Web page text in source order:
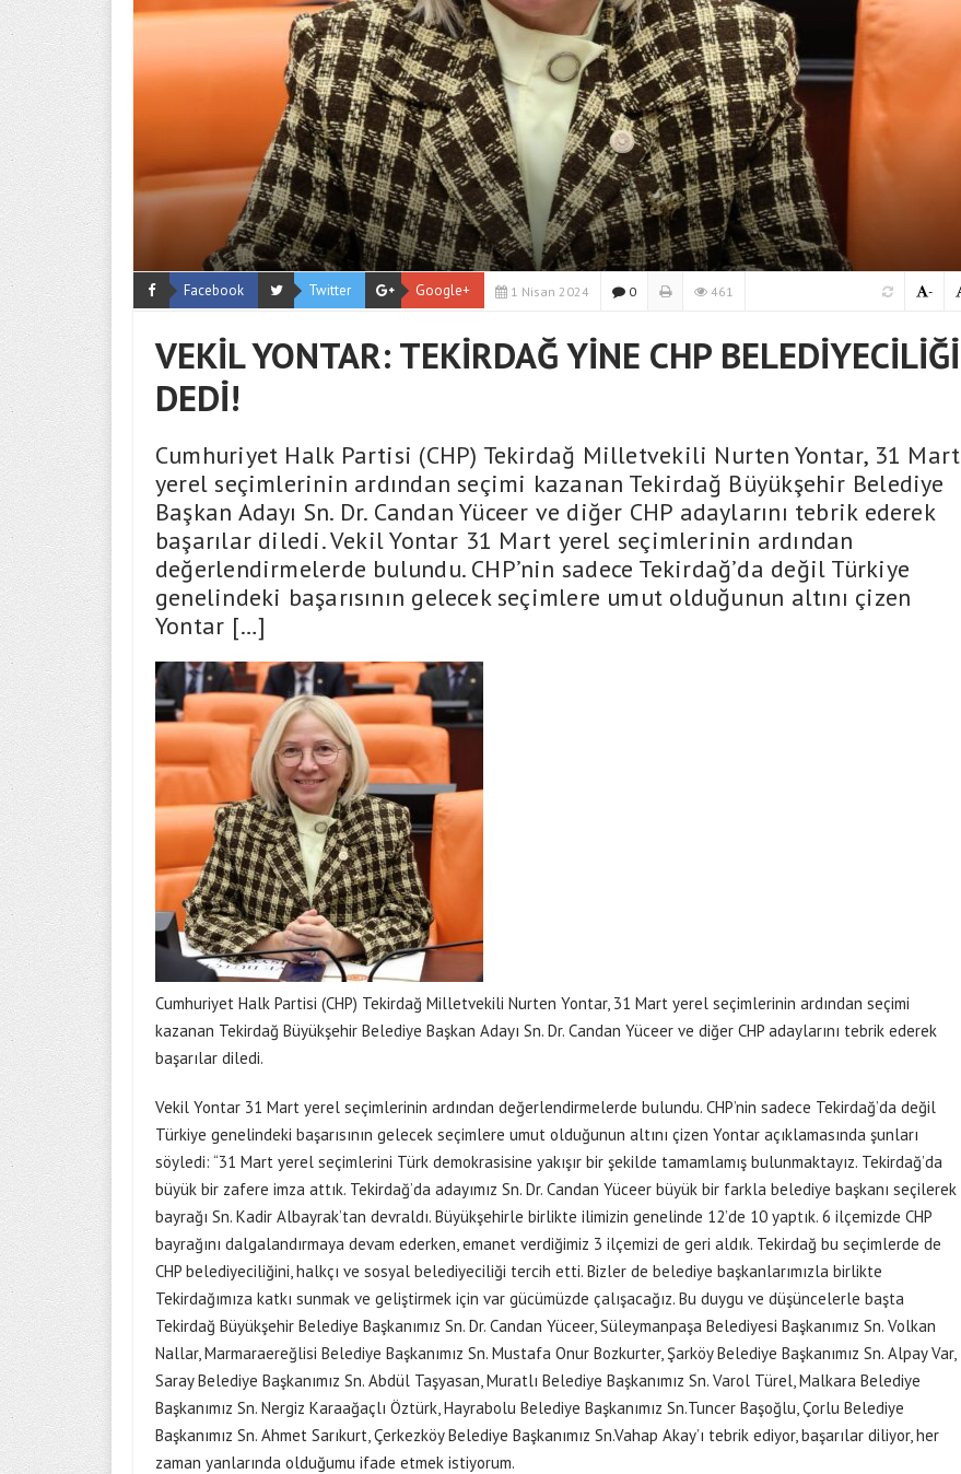
Facebook Twitter Google+ 1 Nisan 2024 0 461 -
VEKİL YONTAR: TEKİRDAĞ YİNE CHP BELEDİYECİLİĞİ
DEDİ!
Cumhuriyet Halk Partisi (CHP) Tekirdağ Milletvekili Nurten Yontar, 31 Mart
yerel seçimlerinin ardından seçimi kazanan Tekirdağ Büyükşehir Belediye
Başkan Adayı Sn. Dr. Candan Yüceer ve diğer CHP adaylarını tebrik ederek
başarılar diledi. Vekil Yontar 31 Mart yerel seçimlerinin ardından
değerlendirmelerde bulundu. CHP’nin sadece Tekirdağ’da değil Türkiye
genelindeki başarısının gelecek seçimlere umut olduğunun altını çizen
Yontar […]
Cumhuriyet Halk Partisi (CHP) Tekirdağ Milletvekili Nurten Yontar, 31 Mart yerel seçimlerinin ardından seçimi
kazanan Tekirdağ Büyükşehir Belediye Başkan Adayı Sn. Dr. Candan Yüceer ve diğer CHP adaylarını tebrik ederek
başarılar diledi.
Vekil Yontar 31 Mart yerel seçimlerinin ardından değerlendirmelerde bulundu. CHP’nin sadece Tekirdağ’da değil
Türkiye genelindeki başarısının gelecek seçimlere umut olduğunun altını çizen Yontar açıklamasında şunları
söyledi: “31 Mart yerel seçimlerini Türk demokrasisine yakışır bir şekilde tamamlamış bulunmaktayız. Tekirdağ’da
büyük bir zafere imza attık. Tekirdağ’da adayımız Sn. Dr. Candan Yüceer büyük bir farkla belediye başkanı seçilerek
bayrağı Sn. Kadir Albayrak’tan devraldı. Büyükşehirle birlikte ilimizin genelinde 12’de 10 yaptık. 6 ilçemizde CHP
bayrağını dalgalandırmaya devam ederken, emanet verdiğimiz 3 ilçemizi de geri aldık. Tekirdağ bu seçimlerde de
CHP belediyeciliğini, halkçı ve sosyal belediyeciliği tercih etti. Bizler de belediye başkanlarımızla birlikte
Tekirdağımıza katkı sunmak ve geliştirmek için var gücümüzde çalışacağız. Bu duygu ve düşüncelerle başta
Tekirdağ Büyükşehir Belediye Başkanımız Sn. Dr. Candan Yüceer, Süleymanpaşa Belediyesi Başkanımız Sn. Volkan
Nallar, Marmaraereğlisi Belediye Başkanımız Sn. Mustafa Onur Bozkurter, Şarköy Belediye Başkanımız Sn. Alpay Var,
Saray Belediye Başkanımız Sn. Abdül Taşyasan, Muratlı Belediye Başkanımız Sn. Varol Türel, Malkara Belediye
Başkanımız Sn. Nergiz Karaağaçlı Öztürk, Hayrabolu Belediye Başkanımız Sn.Tuncer Başoğlu, Çorlu Belediye
Başkanımız Sn. Ahmet Sarıkurt, Çerkezköy Belediye Başkanımız Sn.Vahap Akay’ı tebrik ediyor, başarılar diliyor, her
zaman yanlarında olduğumu ifade etmek istiyorum.